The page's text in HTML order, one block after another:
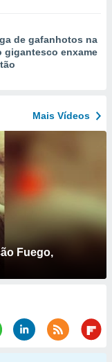
de gafanhotos na
gigantesco enxame
Mais Vídeos
Fuego,